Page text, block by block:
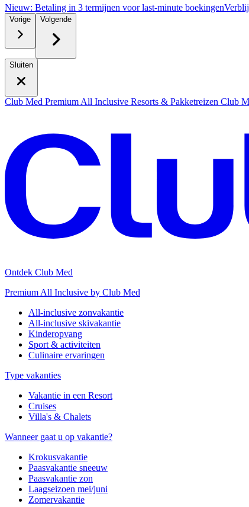
Nieuw: Betaling in 3 termijnen voor last-minute boekingen
Vorige Volgende
Sluiten
Club Med Premium All Inclusive Resorts & Pakketreizen Club
Ontdek Club Med
Premium All Inclusive by Club Med
All-inclusive zonvakantie
All-inclusive skivakantie
Kinderopvang
Sport & activiteiten
Culinaire ervaringen
Type vakanties
Vakantie in een Resort
Cruises
Villa's & Chalets
Wanneer gaat u op vakantie?
Krokusvakantie
Paasvakantie sneeuw
Paasvakantie zon
Laagseizoen mei/juni
Zomervakantie